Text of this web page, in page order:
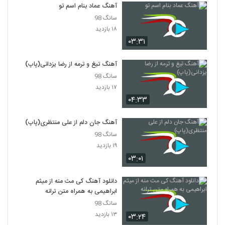
6302
Gholame Siyah)
۲۷۴ بازدید
موزیک زیبای سرنوشت از صدرا شریف
6305
Band Vabastegi)
موزیک زیبای عاشق فروش از هاشور موزیک
۰۳:۳۱
آهنگ عماد بنام اسم تو
سانگ 98
۱۸ بازدید
۰۴:۳۳
آهنگ تیغ و ترمه از رضا یزدانی(پاپ)
سانگ 98
۱۷ بازدید
۰۳:۰۱
آهنگ جان دلم از علی منتظری(پاپ)
سانگ 98
۱۹ بازدید
۰۳:۲۴
دانلود آهنگ کی مث منه از میثم
ابراهیمی به همراه متن ترانه
سانگ 98
۱۳ بازدید